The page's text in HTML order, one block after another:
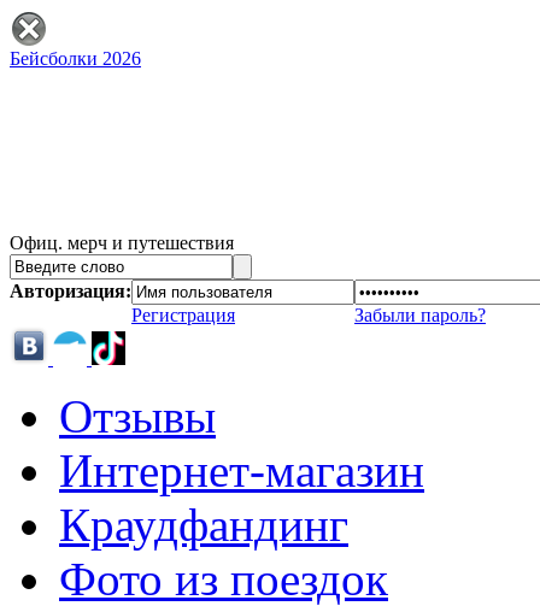
Бейсболки 2026
Офиц. мерч и путешествия
Авторизация:
Регистрация
Забыли пароль?
Отзывы
Интернет-магазин
Краудфандинг
Фото из поездок